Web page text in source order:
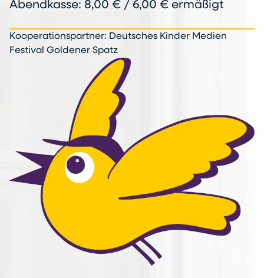
Abendkasse: 8,00 € / 6,00 € ermäßigt
Kooperationspartner: Deutsches Kinder Medien
Festival Goldener Spatz